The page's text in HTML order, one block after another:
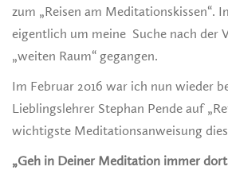
zum „Reisen am Meditationskissen“.
eigentlich um meine Suche nach der
„weiten Raum“ gegangen.
Im Februar 2016 war ich nun wieder
Lieblingslehrer Stephan Pende auf
wichtigste Meditationsanweisung
„Geh in Deiner Meditation immer